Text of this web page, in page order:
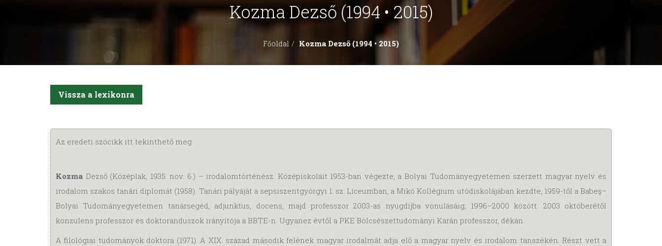
Kozma Dezső (1994 • 2015)
Főoldal Kozma Dezső (1994 • 2015)
Vissza a lexikonra
Az eredeti szócikk itt tekinthető meg
Kozma Dezső (Középlak, 1935. nov. 6.) – irodalomtörténész. Középiskoláit 1953-ban végezte, a Bolyai Tudományegyetemen szerzett magyar nyelv és
irodalom szakos tanári diplomát (1958). Tanári pályáját a sepsiszentgyörgyi 1. sz. Líceumban, a Mikó Kollégium utódiskolájában kezdte, 1959-től a Babeş–
Bolyai Tudományegyetemen tanársegéd, adjunktus, docens, majd professzor 2003-as nyugdíjba vonulásáig; 1996–2000 között. 2003 októberétől
konzulens professzor és doktoranduszok irányítója a BBTE-n. Ugyanez évtől a PKE Bölcsészettudományi Karán professzor, dékán.
A filológiai tudományok doktora (1971). A XIX. század második felének magyar irodalmát adja elő a magyar nyelv és irodalom tanszékén. Részt vett a